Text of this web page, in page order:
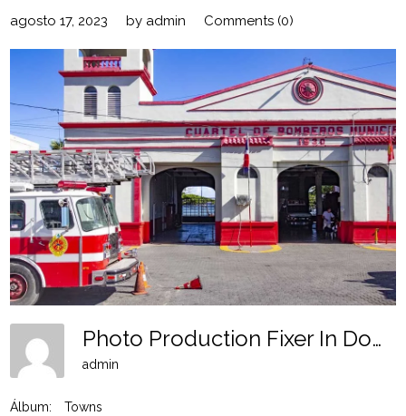
agosto 17, 2023 by admin Comments (0)
Photo Production Fixer In Dominican Rep Tw 13
admin
Álbum:
Towns